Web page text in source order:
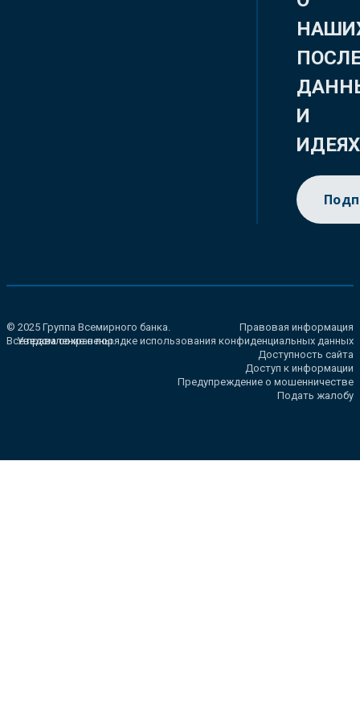
И
ИДЕЯХ
© 2025 Группа Всемирного банка.
Все права сохранены.
Правовая информация
Уведомление о порядке использования конфиденциальных данных
Доступность сайта
Доступ к информации
Предупреждение о мошенничестве
Подать жалобу